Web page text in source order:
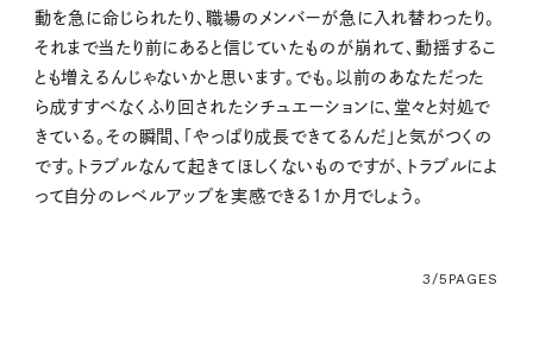
動を急に命じられたり、職場のメンバーが急に入れ替わったり。
それまで当たり前にあると信じていたものが崩れて、動揺するこ
とも増えるんじゃないかと思います。でも。以前のあなただった
ら成すすべなくふり回されたシチュエーションに、堂々と対処で
きている。その瞬間、「やっぱり成長できてるんだ」と気がつくの
です。トラブルなんて起きてほしくないものですが、トラブルによ
って自分のレベルアップを実感できる1か月でしょう。
3/5 PAGES